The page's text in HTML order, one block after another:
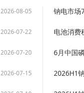
2026-08-05
2026-07-22
2026-07-20
2026-07-15